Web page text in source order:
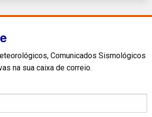
Comunicados Sismológicos
na sua caixa de correio.